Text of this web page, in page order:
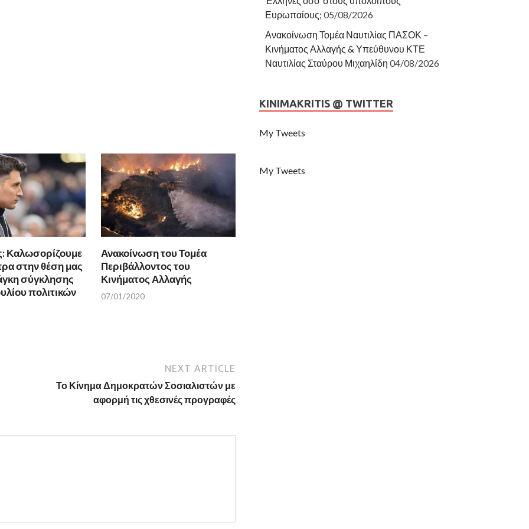
Καλωσορίζουμε
στην θέση μας
σύγκλησης
πολιτικών
Ανακοίνωση του Τομέα
Περιβάλλοντος του
Κινήματος Αλλαγής
07/01/2020
NEXT ARTICLE
Το Κίνημα Δημοκρατών Σοσιαλιστών με
αφορμή τις χθεσινές προγραφές
Ευρωπαίους; 05/08/2026
Ανακοίνωση Τομέα Ναυτιλίας ΠΑΣΟΚ –
Κινήματος Αλλαγής & Υπεύθυνου ΚΤΕ
Ναυτιλίας Σταύρου Μιχαηλίδη 04/08/2026
KINIMAKRITIS @ TWITTER
My Tweets
My Tweets